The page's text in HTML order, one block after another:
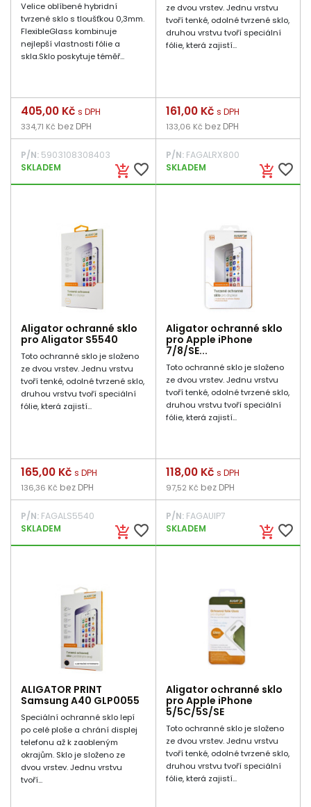
Velice oblíbené hybridní
tvrzené sklo s tloušťkou 0,3mm.
FlexibleGlass kombinuje
nejlepší vlastnosti fólie a
skla.Sklo poskytuje téměř...
add_shopping_cart favorite_border
Cena
405,00 Kč s DPH
334,71 Kč bez DPH
P/N: 5903108308403
SKLADEM
ze dvou vrstev. Jednu vrstvu
tvoří tenké, odolné tvrzené sklo,
druhou vrstvu tvoří speciální
fólie, která zajistí...
add_shopping_cart favorite_border
Cena
161,00 Kč s DPH
133,06 Kč bez DPH
P/N:FAGALRX800
SKLADEM
Aligator ochranné sklo
pro Aligator S5540
Toto ochranné sklo je složeno
ze dvou vrstev. Jednu vrstvu
tvoří tenké, odolné tvrzené sklo,
druhou vrstvu tvoří speciální
fólie, která zajistí...
add_shopping_cart favorite_border
Cena
165,00 Kč s DPH
136,36 Kč bez DPH
P/N: FAGALS5540
SKLADEM
Aligator ochranné sklo
pro Apple iPhone
7/8/SE...
Toto ochranné sklo je složeno
ze dvou vrstev. Jednu vrstvu
tvoří tenké, odolné tvrzené sklo,
druhou vrstvu tvoří speciální
fólie, která zajistí...
add_shopping_cart favorite_border
Cena
118,00 Kč s DPH
97,52 Kč bez DPH
P/N:FAGAUIP7
SKLADEM
ALIGATOR PRINT
Samsung A40 GLP0055
Speciální ochranné sklo lepí
po celé ploše a chrání displej
telefonu až k zaobleným
okrajům. Sklo je složeno ze
dvou vrstev. Jednu vrstvu
tvoří...
Aligator ochranné sklo
pro Apple iPhone
5/5C/5S/SE
Toto ochranné sklo je složeno
ze dvou vrstev. Jednu vrstvu
tvoří tenké, odolné tvrzené sklo,
druhou vrstvu tvoří speciální
fólie, která zajistí...